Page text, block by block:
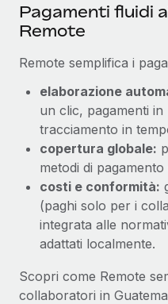
Pagamenti fluidi
Remote
Remote semplifica i
elaborazione
un clic, pagamenti
tracciamento in
copertura globale:
metodi di
costi e conformità:
(paghi solo per i
integrata alle
adattati localmente.
Scopri come Remote
collaboratori in